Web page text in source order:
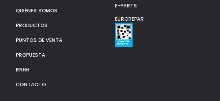
QUIÉNES SOMOS
PRODUCTOS
PUNTOS DE VENTA
PROPUESTA
RRHH
CONTACTO
E-PARTS
EUROREPAR